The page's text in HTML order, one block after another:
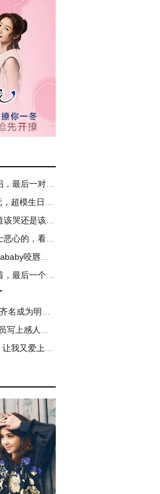
对无可复制！
生日趴辣眼睛
还是该笑！
看看你中了吗
妆惊艳全场！
一个好吃惊！
星宝宝新宠
信，泪别狗哥
可爱的焦俊艳